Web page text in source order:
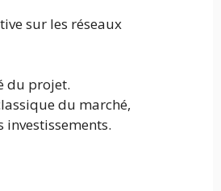
sur les réseaux
du projet.
du marché,